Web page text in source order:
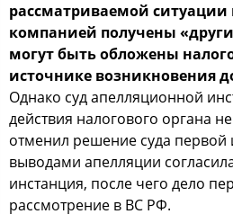
рассматриваемой ситуации
компанией получены
могут быть обложены
источнике возникновения
Однако суд апелляционной
действия налогового органа
отменил решение суда первой
выводами апелляции
инстанция, после чего дело
рассмотрение в ВС РФ.